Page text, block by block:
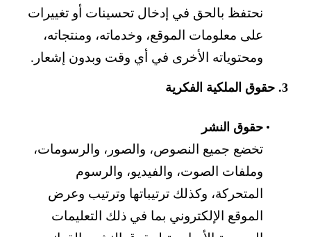
نحتفظ بالحق في إدخال تحسينات أو تغييرات
على معلومات الموقع، وخدماته، ومنتجاته،
ومحتوياته الأخرى في أي وقت وبدون إشعار.
3. حقوق الملكية الفكرية
حقوق النشر
تخضع جميع النصوص، والصور، والرسومات،
وملفات الصوت، والفيديو، والرسوم
المتحركة، وكذلك ترتيباتها وترتيب وعرض
الموقع الإلكتروني بما في ذلك التعليمات